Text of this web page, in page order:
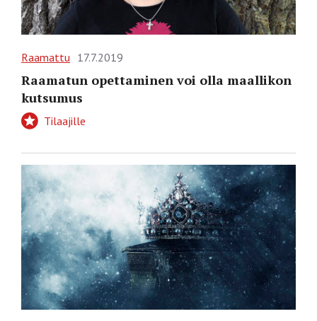
Raamattu 17.7.2019
Raamatun opettaminen voi olla maallikon
kutsumus
Tilaajille